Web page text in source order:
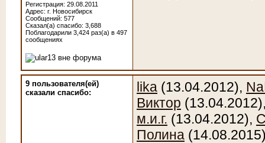
Регистрация: 29.08.2011
Адрес: г. Новосибирск
Сообщений: 577
Сказал(а) спасибо: 3,688
Поблагодарили 3,424 раз(а) в 497
сообщениях
9 пользователя(ей)
сказали cпасибо:
lika (13.04.2012),
Виктор
м.и.г. (13.04.2012),
Полина